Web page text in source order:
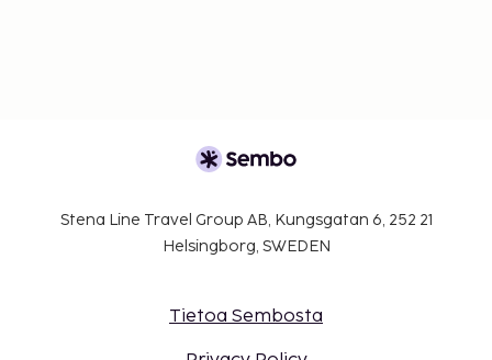
Stena Line Travel Group AB, Kungsgatan 6, 252 21
Helsingborg, SWEDEN
Tietoa Sembosta